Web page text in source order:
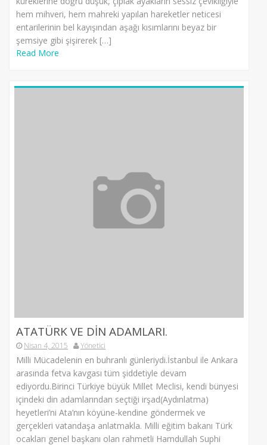
hem mihveri, hem mahreki yapılan hareketler neticesi
entarilerinin bel kayışından aşağı kısımlarını beyaz bir
şemsiye gibi şişirerek […]
Read More
ATATÜRK VE DİN ADAMLARI.
Nisan 4, 2015 Yönetici
Milli Mücadelenin en buhranlı günleriydi.İstanbul ile Ankara
arasında fetva kavgası tüm şiddetiyle devam
ediyordu.Birinci Türkiye büyük Millet Meclisi, kendi bünyesi
içindeki din adamlarından seçtiği irşad(Aydınlatma)
heyetleri’ni Ata’nın köyüne-kendine göndermek ve
gerçekleri vatandaşa anlatmakla. Milli eğitim bakanı Türk
ocakları genel başkanı olan rahmetli Hamdullah Suphi